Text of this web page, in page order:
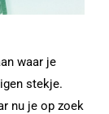
waar je
stekje.
nu je op zoek